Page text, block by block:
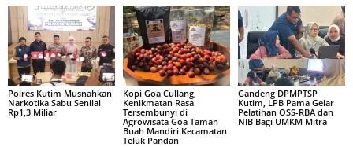
Polres Kutim Musnahkan
Narkotika Sabu Senilai
Rp1,3 Miliar
Kopi Goa Cullang,
Kenikmatan Rasa
Tersembunyi di
Agrowisata Goa Taman
Buah Mandiri Kecamatan
Teluk Pandan
Gandeng DPMPTSP
Kutim, LPB Pama Gelar
Pelatihan OSS-RBA dan
NIB Bagi UMKM Mitra